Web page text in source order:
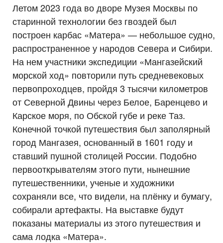
Летом 2023 года во дворе Музея Москвы по
старинной технологии без гвоздей был
построен карбас «Матера» — небольшое судно,
распространенное у народов Севера и Сибири.
На нем участники экспедиции «Мангазейский
морской ход» повторили путь средневековых
первопроходцев, пройдя 3 тысячи километров
от Северной Двины через Белое, Баренцево и
Карское моря, по Обской губе и реке Таз.
Конечной точкой путешествия был заполярный
город Мангазея, основанный в 1601 году и
ставший пушной столицей России. Подобно
первооткрывателям этого пути, нынешние
путешественники, ученые и художники
сохраняли все, что видели, на плёнку и бумагу,
собирали артефакты. На выставке будут
показаны материалы из этого путешествия и
сама лодка «Матера».